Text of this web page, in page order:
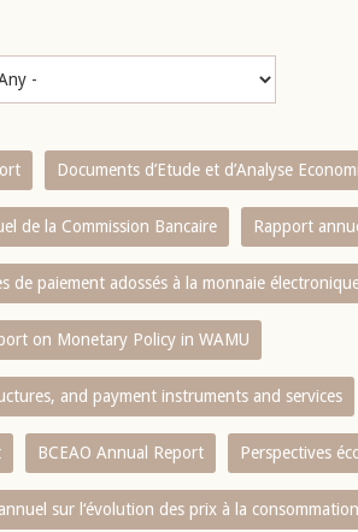
Documents d’Etude et d’Analyse
de la Commission Bancaire Rapport
de paiement adossés à la monnaie
on Monetary Policy in WAMU
and payment instruments and services
BCEAO Annual Report Perspectives
sur l‘évolution des prix à la